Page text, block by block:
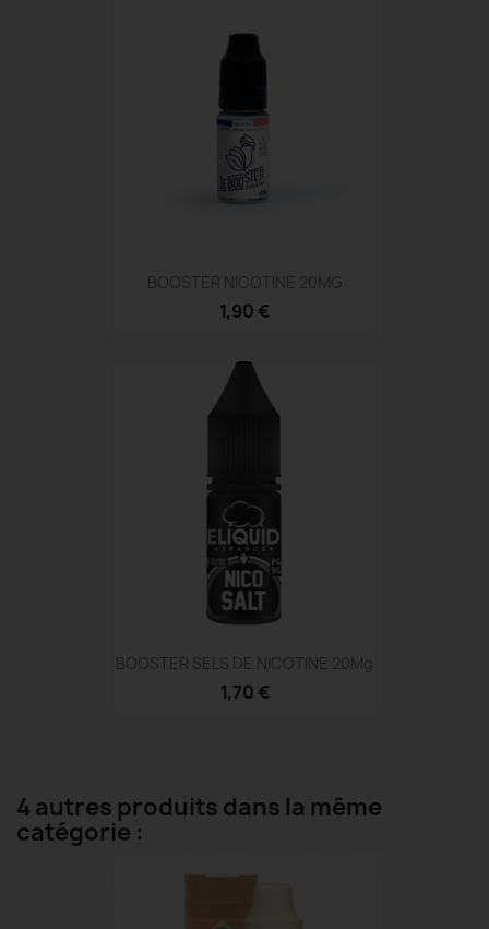
BOOSTER NICOTINE 20MG
1,90 €
BOOSTER SELS DE NICOTINE 20Mg
1,70 €
4 autres produits dans la même
catégorie :